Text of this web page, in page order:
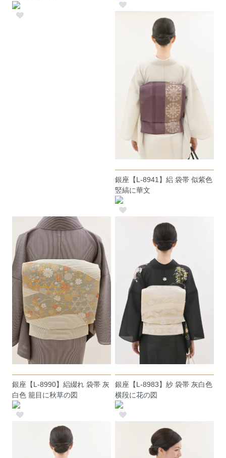
銀座【L-8941】絽 袋帯 似紫色
竪縞に華文
銀座【L-8990】絽綴れ 袋帯 灰
白色 籠目に秋草の図
銀座【L-8983】紗 袋帯 灰白色
横段に花の図